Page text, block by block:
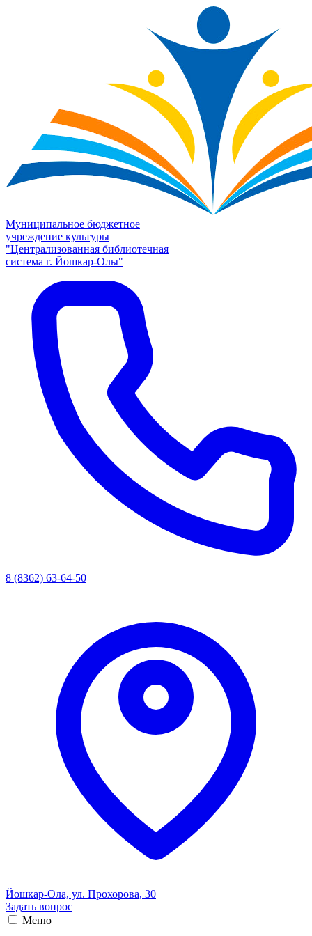
Муниципальное бюджетное
учреждение культуры
"Централизованная библиотечная
система г. Йошкар-Олы"
8 (8362) 63-64-50
Йошкар-Ола, ул. Прохорова, 30
Задать вопрос
Меню